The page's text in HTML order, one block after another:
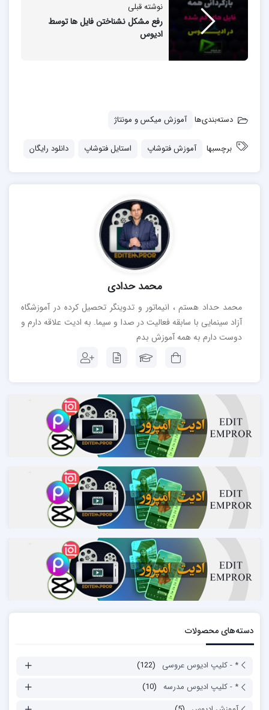
نوشته قبلی
رفع مشکل نشناختن فایل ها توسط
ادیوس
دسته‌بندی‌ها آموزش میکس و مونتاژ
برچسبها آموزش فتوشاپ استایل فتوشاپ دانلود رایگان
محمد حدادی
محمد حداد هستم ، انیماتور و تدوینگر تحصیل کرده در آموزشگاه
آزاد سینمایی با سابقه فعالیت در صدا و سیما. به ادیت علاقه دارم و
دوست دارم به همه آموزش بدم
دسته‌های محصولات
* - کلیپ ادیوس عروسی
(122)
* - کلیپ ادیوس مدرسه (10)